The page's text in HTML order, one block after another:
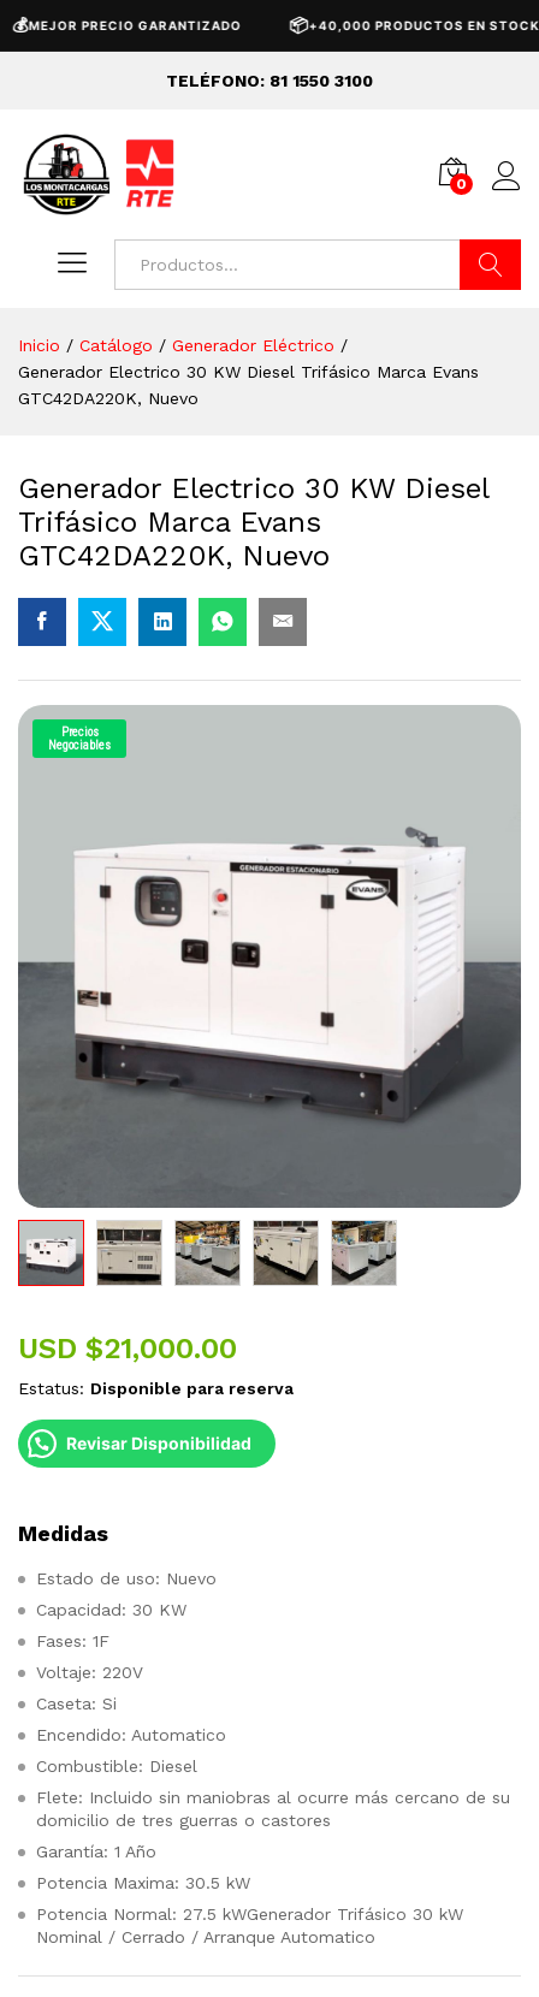
PRECIO GARANTIZADO +40,000 PRODUCTOS EN STOCK
TELÉFONO: 81 1550 3100
0
Inicio / Catálogo / Generador Eléctrico /
Generador Electrico 30 KW Diesel Trifásico Marca Evans
GTC42DA220K, Nuevo
Generador Electrico 30 KW Diesel
Trifásico Marca Evans
GTC42DA220K, Nuevo
Precios
Negociables
USD $21,000.00
Estatus: Disponible para reserva
Revisar Disponibilidad
Medidas
Estado de uso: Nuevo
Capacidad: 30 KW
Fases: 1F
Voltaje: 220V
Caseta: Si
Encendido: Automatico
Combustible: Diesel
Flete: Incluido sin maniobras al ocurre más cercano de su
domicilio de tres guerras o castores
Garantía: 1 Año
Potencia Maxima: 30.5 kW
Potencia Normal: 27.5 kWGenerador Trifásico 30 kW
Nominal / Cerrado / Arranque Automatico